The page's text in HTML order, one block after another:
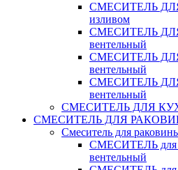
СМЕСИТЕЛЬ
изливом
СМЕСИТЕЛЬ
вентельный
СМЕСИТЕЛЬ
вентельный
СМЕСИТЕЛЬ
вентельный
СМЕСИТЕЛЬ ДЛЯ
СМЕСИТЕЛЬ ДЛЯ
Смеситель для
СМЕСИТЕЛЬ для
вентельный